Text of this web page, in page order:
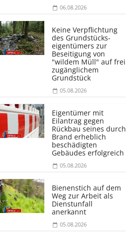
06.08.2026
Keine Verpflichtung
des Grundstücks­
eigentümers zur
Beseitigung von
"wildem Müll" auf frei
zugänglichem
Grundstück
05.08.2026
Eigentümer mit
Eilantrag gegen
Rückbau seines durch
Brand erheblich
beschädigten
Gebäudes erfolgreich
05.08.2026
Bienenstich auf dem
Weg zur Arbeit als
Dienstunfall
anerkannt
05.08.2026